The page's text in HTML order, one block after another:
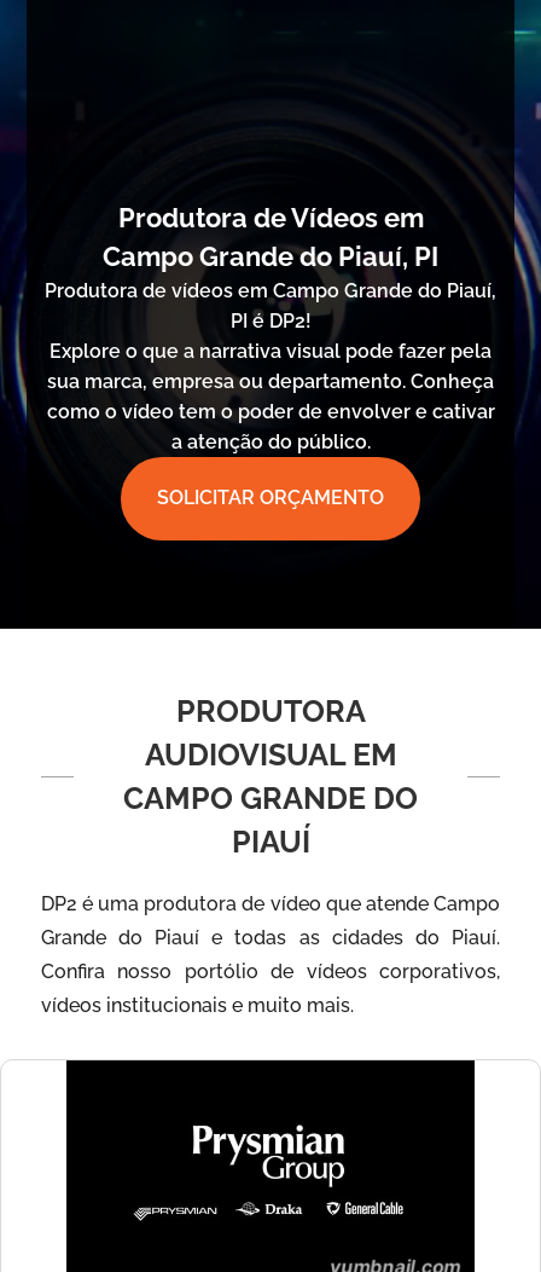
Produtora de Vídeos em
Campo Grande do Piauí, PI
Produtora de vídeos em Campo Grande do Piauí,
PI é DP2!
Explore o que a narrativa visual pode fazer pela
sua marca, empresa ou departamento. Conheça
como o vídeo tem o poder de envolver e cativar
a atenção do público.
SOLICITAR ORÇAMENTO
PRODUTORA
AUDIOVISUAL EM
CAMPO GRANDE DO
PIAUÍ
DP2 é uma produtora de vídeo que atende Campo
Grande do Piauí e todas as cidades do Piauí.
Confira nosso portólio de vídeos corporativos,
vídeos institucionais e muito mais.